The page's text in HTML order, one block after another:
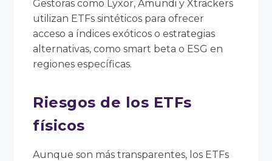
Gestoras como Lyxor, Amundi y Xtrackers
utilizan ETFs sintéticos para ofrecer
acceso a índices exóticos o estrategias
alternativas, como smart beta o ESG en
regiones específicas.
Riesgos de los ETFs
físicos
Aunque son más transparentes, los ETFs